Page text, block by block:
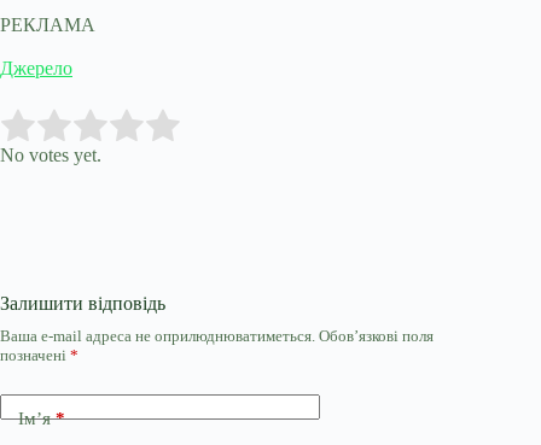
РЕКЛАМА
Джерело
Rate this item:
No votes yet.
Залишити відповідь
Ваша e-mail адреса не оприлюднюватиметься. Обов’язкові поля
позначені *
Ім’я*